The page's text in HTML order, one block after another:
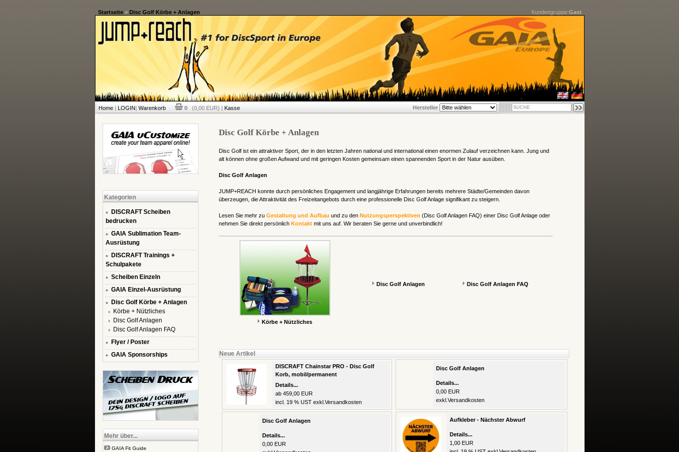
Startseite» Disc Golf Körbe + Anlagen Kundengruppe:Gast
Home| LOGIN| Warenkorb 0 (0,00 EUR) | Kasse Hersteller
Kategorien
DISCRAFT Scheiben
bedrucken
GAIA Sublimation Team-
Ausrüstung
DISCRAFT Trainings +
Schulpakete
Scheiben Einzeln
GAIA Einzel-Ausrüstung
Disc Golf Körbe + Anlagen
Körbe + Nützliches
Disc Golf Anlagen
Disc Golf Anlagen FAQ
Flyer / Poster
GAIA Sponsorships
Mehr über...
GAIA Fit Guide
Disc Golf Körbe + Anlagen
Disc Golf ist ein attraktiver Sport, der in den letzten Jahren national und international einen enormen Zulauf verzeichnen kann. Jung und
alt können ohne großen Aufwand und mit geringen Kosten gemeinsam einen spannenden Sport in der Natur ausüben.
Disc Golf Anlagen
JUMP+REACH konnte durch persönliches Engagement und langjährige Erfahrungen bereits mehrere Städte/Gemeinden davon
überzeugen, die Attraktivität des Freizeitangebots durch eine professionelle Disc Golf Anlage signifikant zu steigern.
Lesen Sie mehr zu Gestaltung und Aufbau und zu den Nutzungsperspektiven (Disc Golf Anlagen FAQ) einer Disc Golf Anlage oder
nehmen Sie direkt persönlich Kontaktmit uns auf. Wir beraten Sie gerne und unverbindlich!
Körbe + Nützliches
Disc Golf Anlagen Disc Golf Anlagen FAQ
Neue Artikel
DISCRAFT Chainstar PRO - Disc Golf
Korb, mobil/permanent
Details...
ab 459,00 EUR
incl. 19 % UST exkl. Versandkosten
Disc Golf Anlagen
Details...
0,00 EUR
exkl. Versandkosten
Disc Golf Anlagen
Details...
0,00 EUR
Aufkleber - Nächster Abwurf
Details...
1,00 EUR